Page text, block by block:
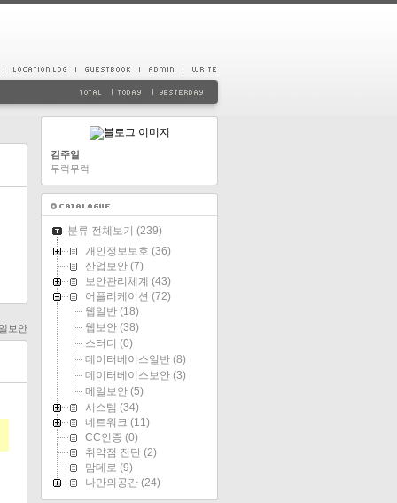
보안
김주일
무럭무럭
분류 전체보기 (239)
개인정보보호 (36)
산업보안 (7)
보안관리체계 (43)
어플리케이션 (72)
웹일반 (18)
웹보안 (38)
스터디 (0)
데이터베이스일반 (8)
데이터베이스보안 (3)
메일보안 (5)
시스템 (34)
네트워크 (11)
CC인증 (0)
취약점 진단 (2)
맘데로 (9)
나만의공간 (24)